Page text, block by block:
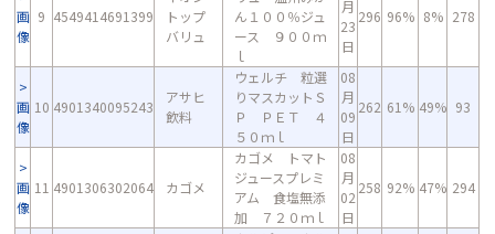
画
像
9 4549414691399
トップ
バリュ
ん１００％ジュ
ース ９００ｍ
ｌ
月
23
日
296 96% 8% 278
画
像
10 4901340095243
アサヒ
飲料
ウェルチ 粒選
りマスカットＳ
Ｐ ＰＥＴ ４
５０ｍｌ
08
月
09
日
262 61% 49% 93
画
像
11 4901306302064 カゴメ
カゴメ トマト
ジュースプレミ
アム 食塩無添
加 ７２０ｍｌ
08
月
02
日
258 92% 47% 294